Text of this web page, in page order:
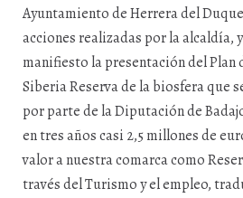
Ayuntamiento de Herrera del
acciones realizadas por la alcaldía,
manifiesto la presentación del
Siberia Reserva de la biosfera que
por parte de la Diputación de
en tres años casi 2,5 millones de
valor a nuestra comarca como
través del Turismo y el empleo,